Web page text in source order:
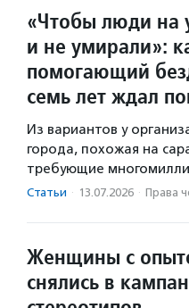
«Чтобы люди на
и не умирали»:
помогающий
семь лет ждал
Из вариантов у
города, похожая на
требующие
Статьи · 13.07.2026 · Права
Женщины с
снялись в